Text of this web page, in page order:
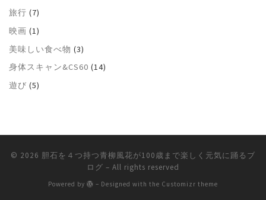
旅行 (7)
映画 (1)
美味しい食べ物 (3)
身体スキャン&CS60 (14)
遊び (5)
© 2026 胆石を４つ持つ青柳風花が100歳まで楽しく元気に踊るブ
ログ – All rights reserved
Powered by – Designed with the Customizr theme